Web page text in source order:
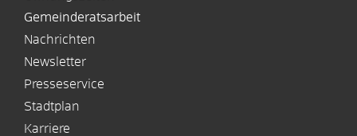
Gemeinderatsarbeit
Nachrichten
Newsletter
Presseservice
Stadtplan
Karriere